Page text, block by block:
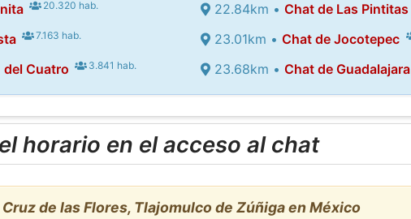
20.320 hab.
7.163 hab.
del Cuatro 3.841 hab.
22.84km •Chat de Las Pintitas
23.01km •Chat de Jocotepec
23.68km •Chat de Guadalajara
horario en el acceso al chat
de las Flores, Tlajomulco de Zúñiga en México